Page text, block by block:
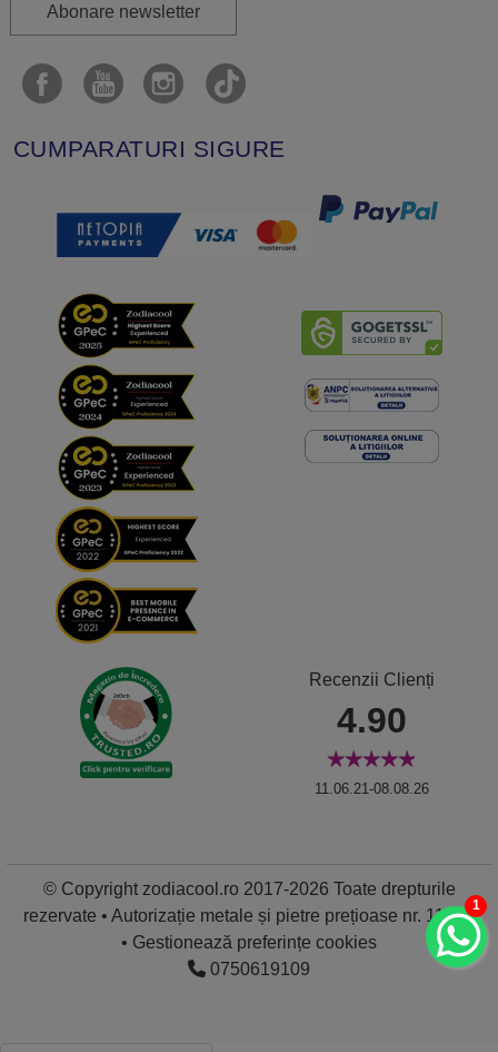
Abonare newsletter
CUMPARATURI SIGURE
Recenzii Clienți
4.90
11.06.21-08.08.26
© Copyright zodiacool.ro 2017-2026 Toate drepturile
rezervate • Autorizație metale și pietre prețioase nr. 11837
• Gestionează preferințe cookies
0750619109
1